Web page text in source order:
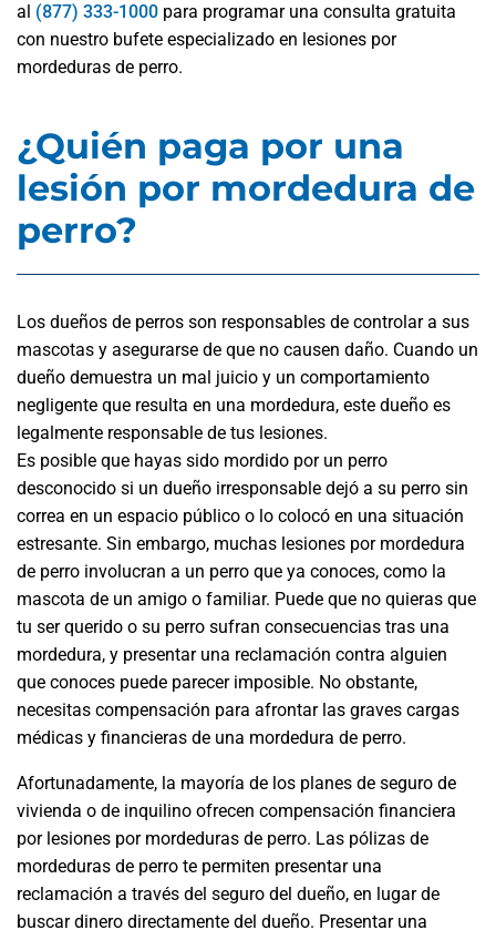
al (877) 333-1000 para programar una consulta gratuita
con nuestro bufete especializado en lesiones por
mordeduras de perro.
¿Quién paga por una
lesión por mordedura de
perro?
Los dueños de perros son responsables de controlar a sus
mascotas y asegurarse de que no causen daño. Cuando un
dueño demuestra un mal juicio y un comportamiento
negligente que resulta en una mordedura, este dueño es
legalmente responsable de tus lesiones.
Es posible que hayas sido mordido por un perro
desconocido si un dueño irresponsable dejó a su perro sin
correa en un espacio público o lo colocó en una situación
estresante. Sin embargo, muchas lesiones por mordedura
de perro involucran a un perro que ya conoces, como la
mascota de un amigo o familiar. Puede que no quieras que
tu ser querido o su perro sufran consecuencias tras una
mordedura, y presentar una reclamación contra alguien
que conoces puede parecer imposible. No obstante,
necesitas compensación para afrontar las graves cargas
médicas y financieras de una mordedura de perro.
Afortunadamente, la mayoría de los planes de seguro de
vivienda o de inquilino ofrecen compensación financiera
por lesiones por mordeduras de perro. Las pólizas de
mordeduras de perro te permiten presentar una
reclamación a través del seguro del dueño, en lugar de
buscar dinero directamente del dueño. Presentar una